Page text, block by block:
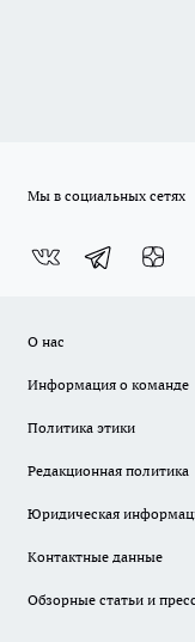
Мы в социальных сетях
О нас
Информация о команде
Политика этики
Редакционная политика
Юридическая
Контактные данные
Обзорные статьи и